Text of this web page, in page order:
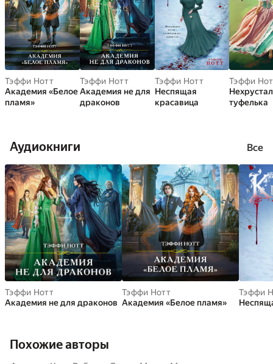
Тэффи Нотт
Академия «Белое
пламя»
Тэффи Нотт
Академия не для
драконов
Тэффи Нотт
Неспящая
красавица
Тэффи
туфелька
Аудиокниги Все
Тэффи Нотт
Академия не для драконов
Тэффи Нотт
Академия «Белое пламя»
Тэффи
Похожие авторы